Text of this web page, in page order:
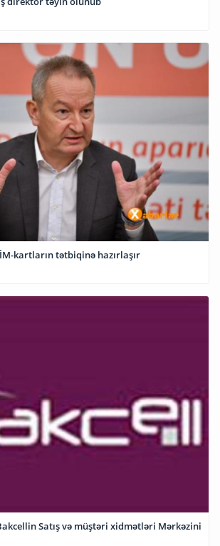
kartların tətbiqinə hazırlaşır
Satış və müştəri xidmətləri Mərkəzini